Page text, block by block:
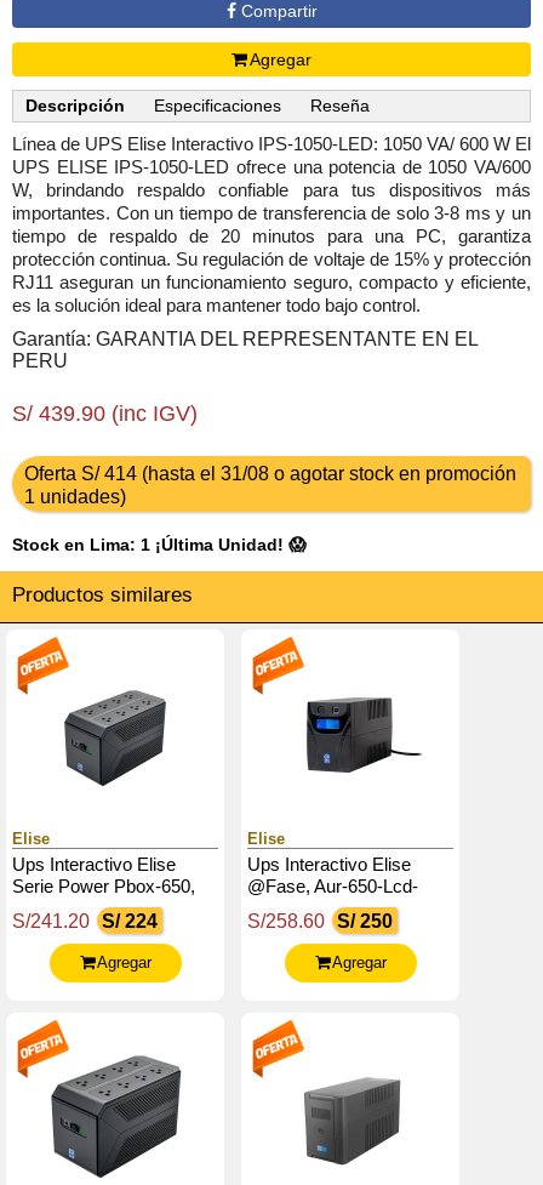
Compartir
Agregar
Descripción Especificaciones Reseña
Línea de UPS Elise Interactivo IPS-1050-LED: 1050 VA/ 600 W El
UPS ELISE IPS-1050-LED ofrece una potencia de 1050 VA/600
W, brindando respaldo confiable para tus dispositivos más
importantes. Con un tiempo de transferencia de solo 3-8 ms y un
tiempo de respaldo de 20 minutos para una PC, garantiza
protección continua. Su regulación de voltaje de 15% y protección
RJ11 aseguran un funcionamiento seguro, compacto y eficiente,
es la solución ideal para mantener todo bajo control.
Garantía: GARANTIA DEL REPRESENTANTE EN EL
PERU
S/ 439.90 (inc IGV)
Oferta S/ 414 (hasta el 31/08 o agotar stock en promoción
1 unidades)
Stock en Lima: 1 ¡Última Unidad! 😱
Productos similares
Elise
Ups Interactivo Elise
Serie Power Pbox-650,
650Va, 360W
S/241.20 S/ 224
Agregar
Elise
Ups Interactivo Elise
@Fase, Aur-650-Lcd-
Usb, 650Va / 360W,
Puerto Inteligente Usb-
S/258.60 S/ 250
Agregar